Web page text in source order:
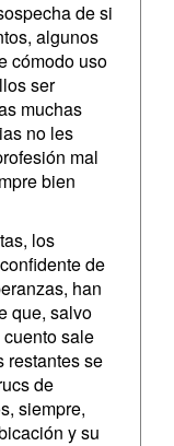
de si
algunos
cómodo uso
ser
muchas
no les
mal
bien
los
de
han
que, salvo
sale
restantes se
de
siempre,
y su